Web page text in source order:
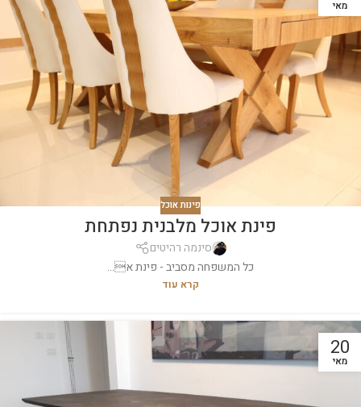
מאי
פינות אוכל
פינת אוכל מלבנית נפתחת
סינמה רהיטים
כל המשפחה מסביב - פינת א...
קרא עוד
20
מאי